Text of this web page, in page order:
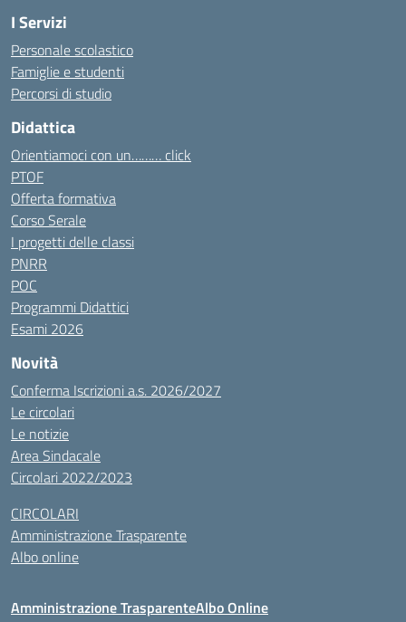
I Servizi
Personale scolastico
Famiglie e studenti
Percorsi di studio
Didattica
Orientiamoci con un……… click
PTOF
Offerta formativa
Corso Serale
I progetti delle classi
PNRR
POC
Programmi Didattici
Esami 2026
Novità
Conferma Iscrizioni a.s. 2026/2027
Le circolari
Le notizie
Area Sindacale
Circolari 2022/2023
CIRCOLARI
Amministrazione Trasparente
Albo online
Amministrazione TrasparenteAlbo Online